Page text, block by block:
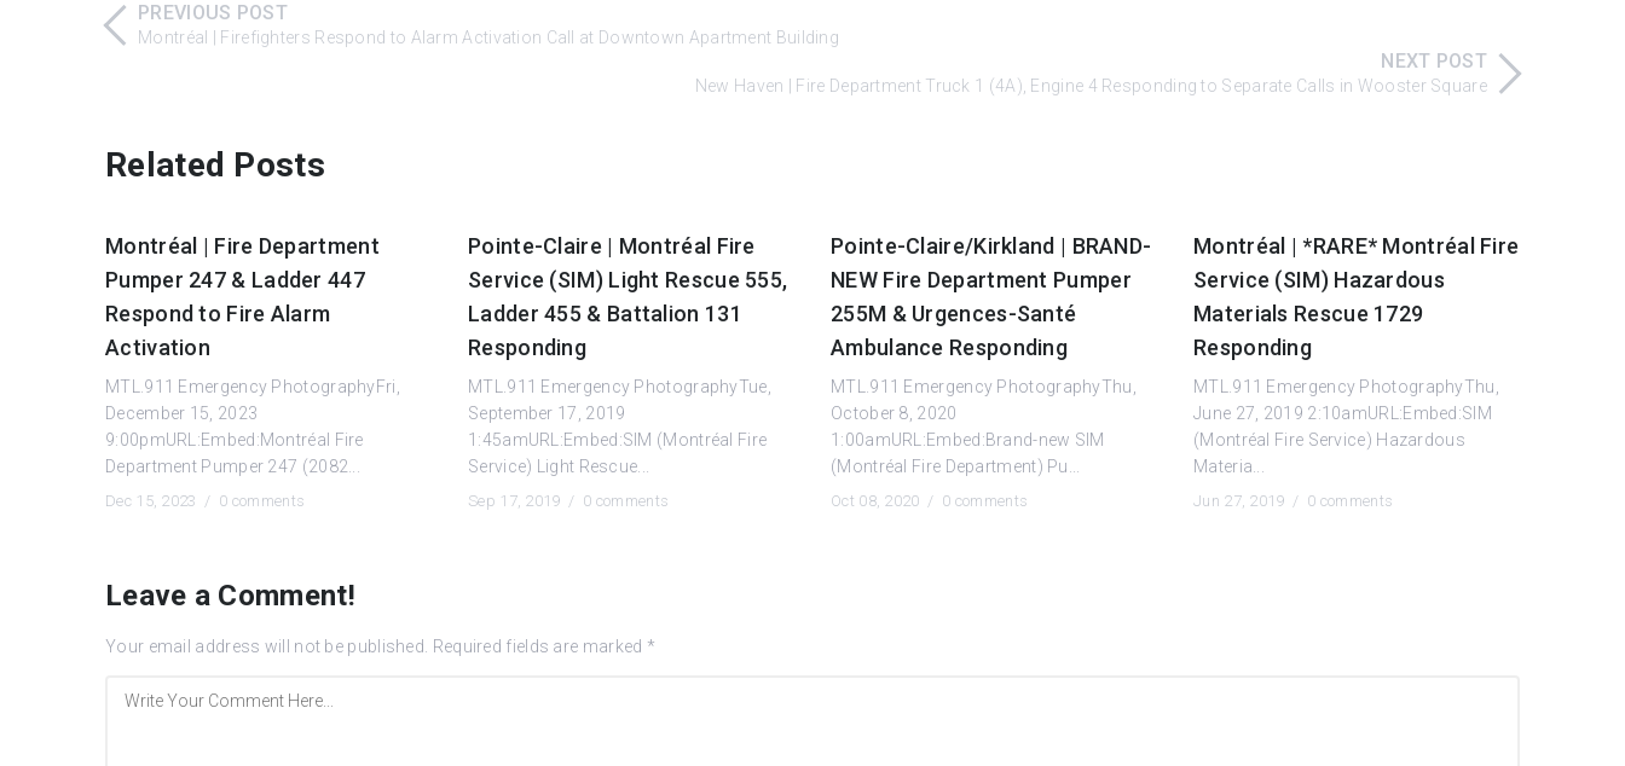
PREVIOUS POST
Montréal | Firefighters Respond to Alarm Activation Call at Downtown Apartment Building
NEXT POST
New Haven | Fire Department Truck 1 (4A), Engine 4 Responding to Separate Calls in Wooster Square
Related Posts
Montréal | Fire Department
Pumper 247 & Ladder 447
Respond to Fire Alarm
Activation
MTL.911 Emergency PhotographyFri,
December 15, 2023
9:00pmURL:Embed:Montréal Fire
Department Pumper 247 (2082...
Dec 15, 2023 / 0 comments
Pointe-Claire | Montréal Fire
Service (SIM) Light Rescue 555,
Ladder 455 & Battalion 131
Responding
MTL.911 Emergency PhotographyTue,
September 17, 2019
1:45amURL:Embed:SIM (Montréal Fire
Service) Light Rescue...
Sep 17, 2019 / 0 comments
Pointe-Claire/Kirkland | BRAND-
NEW Fire Department Pumper
255M & Urgences-Santé
Ambulance Responding
MTL.911 Emergency PhotographyThu,
October 8, 2020
1:00amURL:Embed:Brand-new SIM
(Montréal Fire Department) Pu...
Oct 08, 2020 / 0 comments
Montréal | *RARE* Montréal Fire
Service (SIM) Hazardous
Materials Rescue 1729
Responding
MTL.911 Emergency PhotographyThu,
June 27, 2019 2:10amURL:Embed:SIM
(Montréal Fire Service) Hazardous
Materia...
Jun 27, 2019 / 0 comments
Leave a Comment!
Your email address will not be published. Required fields are marked *